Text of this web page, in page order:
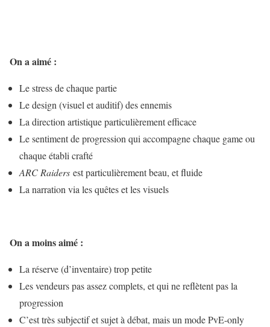
On a aimé :
Le stress de chaque partie
Le design (visuel et auditif) des ennemis
La direction artistique particulièrement efficace
Le sentiment de progression qui accompagne chaque game ou
chaque établi crafté
ARC Raiders est particulièrement beau, et fluide
La narration via les quêtes et les visuels
On a moins aimé :
La réserve (d’inventaire) trop petite
Les vendeurs pas assez complets, et qui ne reflètent pas la
progression
C’est très subjectif et sujet à débat, mais un mode PvE-only